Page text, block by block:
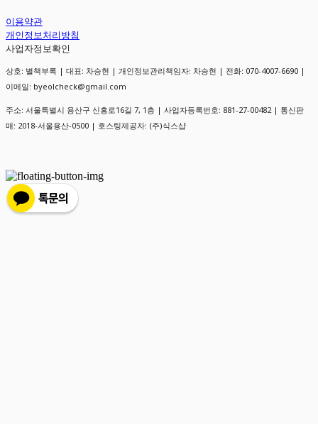
이용약관
개인정보처리방침
사업자정보확인
상호: 별책부록 | 대표: 차승현 | 개인정보관리책임자: 차승현 | 전화: 070-4007-6690 |
이메일: byeolcheck@gmail.com
주소: 서울특별시 용산구 신흥로16길 7, 1층 | 사업자등록번호: 881-27-00482 | 통신판
매: 2018-서울용산-0500 | 호스팅제공자: (주)식스샵